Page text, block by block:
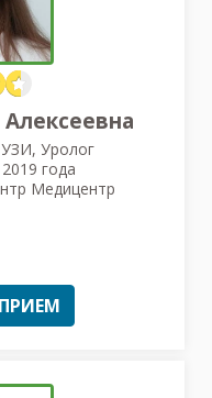
Уролог
года
Медицентр